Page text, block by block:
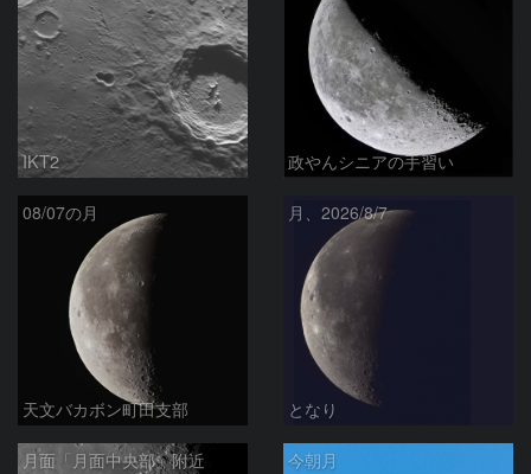
IKT2 政やんシニアの手習い
08/07の月
天文バカボン町田支部
月、2026/8/7
となり
月面「月面中央部」附近 今朝月